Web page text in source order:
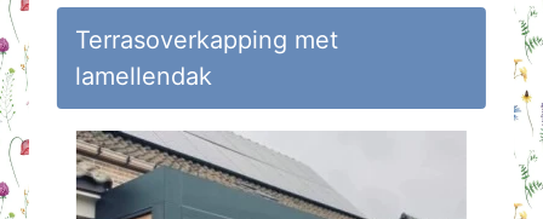
Huisvlijt
Terrasoverkapping met
lamellendak